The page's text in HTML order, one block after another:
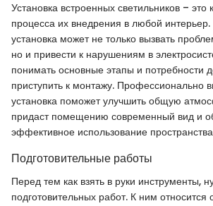
Установка встроенных светильников – это
процесса их внедрения в любой
установка может не только вызвать
но и привести к нарушениям в
понимать основные этапы и потребности
приступить к монтажу. Профессионально
установка поможет улучшить общую
придаст помещению современный вид и
эффективное использование
Подготовительные работы
Перед тем как взять в руки инструменты,
подготовительных работ. К ним